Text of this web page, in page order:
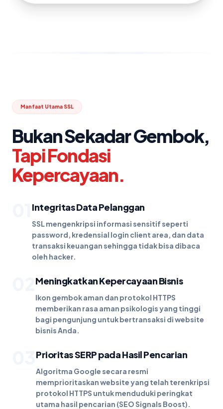
Manfaat Utama SSL
Bukan Sekadar Gembok,
Tapi Fondasi
Kepercayaan.
Integritas Data Pelanggan
SSL mengenkripsi informasi sensitif seperti
password, kredensial login client area, dan data
transaksi keuangan sehingga tidak bisa dibaca
oleh hacker.
Meningkatkan Kepercayaan Bisnis
Ikon gembok aman dan protokol HTTPS
memberikan rasa aman psikologis yang tinggi
bagi pengunjung untuk bertransaksi di website
bisnis Anda.
Prioritas SERP pada Hasil Pencarian
Algoritma Google secara resmi
memprioritaskan website yang telah terenkripsi
protokol HTTPS untuk menduduki peringkat
utama hasil pencarian (SEO Signals Boost).